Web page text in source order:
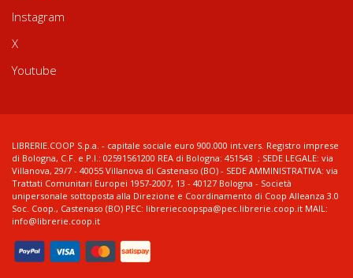
Instagram
X
Youtube
LIBRERIE.COOP S.p.a. - capitale sociale euro 900.000 int.vers. Registro imprese
di Bologna, C.F. e P.I.: 02591561200 REA di Bologna: 451543 ; SEDE LEGALE: via
Villanova, 29/7 - 40055 Villanova di Castenaso (BO) - SEDE AMMINISTRATIVA: via
Trattati Comunitari Europei 1957-2007, 13 - 40127 Bologna - Società
unipersonale sottoposta alla Direzione e Coordinamento di Coop Alleanza 3.0
Soc. Coop., Castenaso (BO) PEC: libreriecoopspa@pec.librerie.coop.it MAIL:
info@librerie.coop.it